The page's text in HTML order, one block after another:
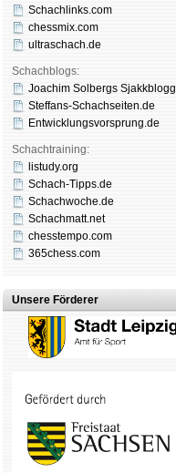
Schachlinks.com
chessmix.com
ultraschach.de
Schachblogs:
Joachim Solbergs Sjakkblogg
Steffans-Schachseiten.de
Entwicklungsvorsprung.de
Schachtraining:
listudy.org
Schach-Tipps.de
Schachwoche.de
Schachmatt.net
chesstempo.com
365chess.com
Unsere Förderer